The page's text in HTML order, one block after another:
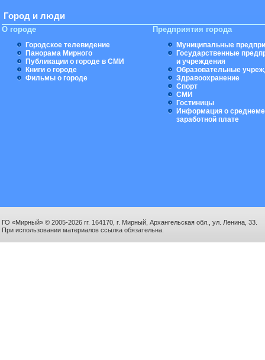
Город и люди
О городе
Городское телевидение
Панорама Мирного
Публикации о городе в СМИ
Книги о городе
Фильмы о городе
Предприятия города
Муниципальные
Государственные
и учреждения
Образовательные
Здравоохранение
Спорт
СМИ
Гостиницы
Информация о
заработной плате
ГО «Мирный» © 2005-2026 гг. 164170, г. Мирный, Архангельская обл., ул. Ленина, 33.
При использовании материалов ссылка обязательна.